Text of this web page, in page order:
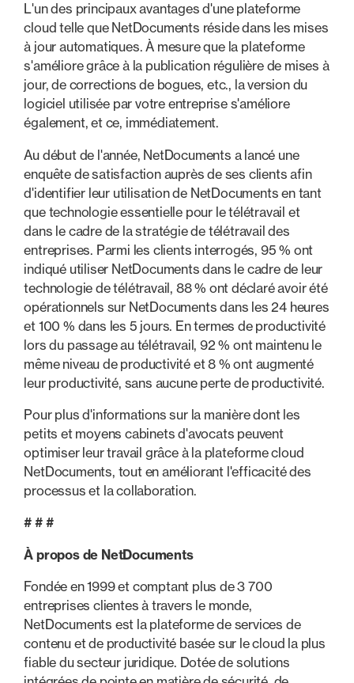
L'un des principaux avantages d'une plateforme
cloud telle que NetDocuments réside dans les mises
à jour automatiques. À mesure que la plateforme
s'améliore grâce à la publication régulière de mises à
jour, de corrections de bogues, etc., la version du
logiciel utilisée par votre entreprise s'améliore
également, et ce, immédiatement.
Au début de l'année, NetDocuments a lancé une
enquête de satisfaction auprès de ses clients afin
d'identifier leur utilisation de NetDocuments en tant
que technologie essentielle pour le télétravail et
dans le cadre de la stratégie de télétravail des
entreprises. Parmi les clients interrogés, 95 % ont
indiqué utiliser NetDocuments dans le cadre de leur
technologie de télétravail, 88 % ont déclaré avoir été
opérationnels sur NetDocuments dans les 24 heures
et 100 % dans les 5 jours. En termes de productivité
lors du passage au télétravail, 92 % ont maintenu le
même niveau de productivité et 8 % ont augmenté
leur productivité, sans aucune perte de productivité.
Pour plus d'informations sur la manière dont les
petits et moyens cabinets d'avocats peuvent
optimiser leur travail grâce à la plateforme cloud
NetDocuments, tout en améliorant l'efficacité des
processus et la collaboration.
# # #
À propos de NetDocuments
Fondée en 1999 et comptant plus de 3 700
entreprises clientes à travers le monde,
NetDocuments est la plateforme de services de
contenu et de productivité basée sur le cloud la plus
fiable du secteur juridique. Dotée de solutions